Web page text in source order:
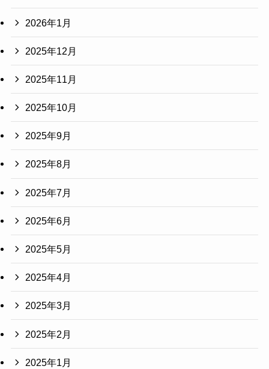
2026年1月
2025年12月
2025年11月
2025年10月
2025年9月
2025年8月
2025年7月
2025年6月
2025年5月
2025年4月
2025年3月
2025年2月
2025年1月